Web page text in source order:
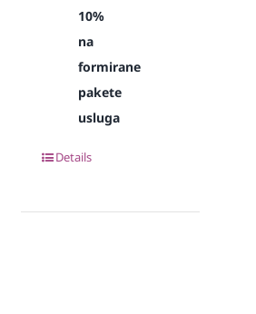
10%
na
formirane
pakete
usluga
Details